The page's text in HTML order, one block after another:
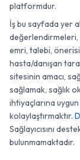
platformdur.
İş bu sayfada yer
değerlendirmeleri,
emri, talebi,
hasta/danışan
sitesinin amacı,
sağlamak, sağlık
ihtiyaçlarına
kolaylaştırmaktır.
Sağlayıcısını
bulunmamaktadır.